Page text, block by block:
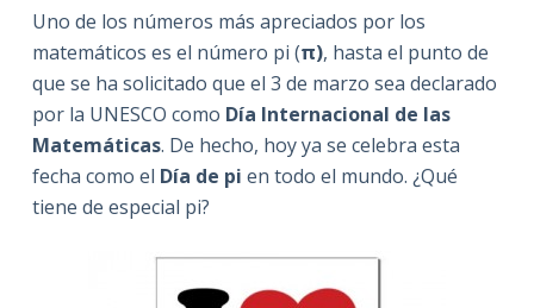
n
d
o
Uno de los números más apreciados por los
matemáticos es el número pi (π), hasta el punto de
que se ha solicitado que el 3 de marzo sea declarado
por la UNESCO como Día Internacional de las
Matemáticas. De hecho, hoy ya se celebra esta
fecha como el Día de pi en todo el mundo. ¿Qué
tiene de especial pi?